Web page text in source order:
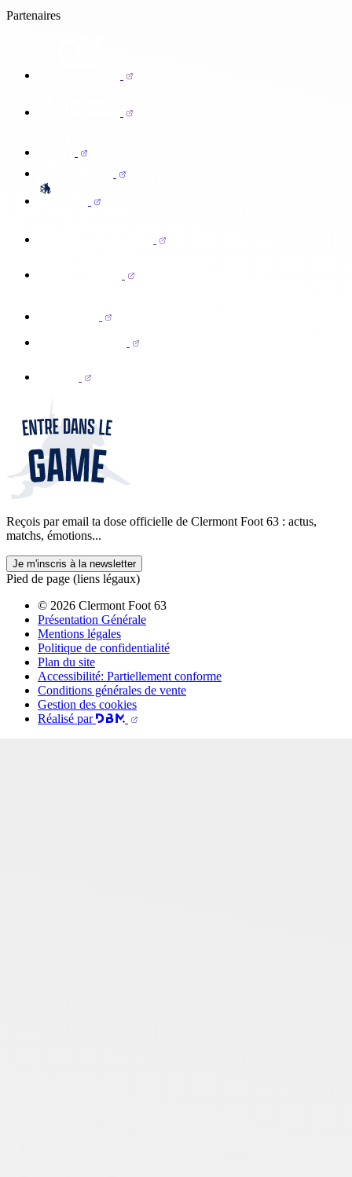
Partenaires
Reçois par email ta dose officielle de Clermont Foot 63 : actus,
matchs, émotions...
Je m'inscris à la newsletter
Pied de page (liens légaux)
© 2026 Clermont Foot 63
Présentation Générale
Mentions légales
Politique de confidentialité
Plan du site
Accessibilité: Partiellement conforme
Conditions générales de vente
Gestion des cookies
Réalisé par